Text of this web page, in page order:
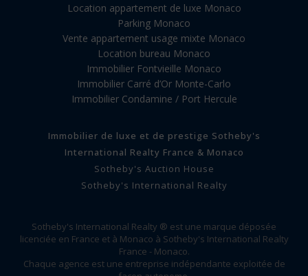
Location appartement de luxe Monaco
Parking Monaco
Vente appartement usage mixte Monaco
Location bureau Monaco
Immobilier Fontvieille Monaco
Immobilier Carré d’Or Monte-Carlo
Immobilier Condamine / Port Hercule
Immobilier de luxe et de prestige Sotheby's
International Realty France & Monaco
Sotheby's Auction House
Sotheby's International Realty
Sotheby's International Realty ® est une marque déposée
licenciée en France et à Monaco à Sotheby's International Realty
France - Monaco.
Chaque agence est une entreprise indépendante exploitée de